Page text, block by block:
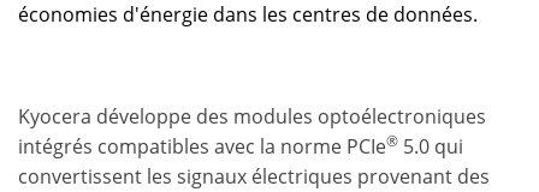
économies d'énergie dans les centres de données.
Kyocera développe des modules optoélectroniques
intégrés compatibles avec la norme PCIe® 5.0 qui
convertissent les signaux électriques provenant des